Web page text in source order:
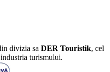
divizia sa DER Touristik, cel
turismului.